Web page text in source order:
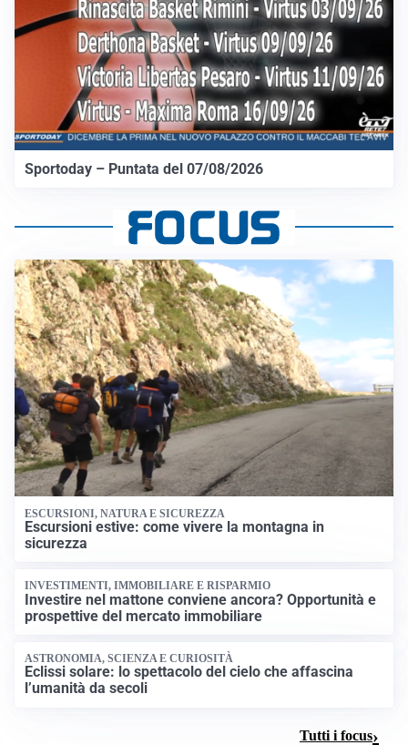
Sportoday – Puntata del 07/08/2026
ESCURSIONI, NATURA E SICUREZZA
Escursioni estive: come vivere la montagna in
sicurezza
INVESTIMENTI, IMMOBILIARE E RISPARMIO
Investire nel mattone conviene ancora? Opportunità e
prospettive del mercato immobiliare
ASTRONOMIA, SCIENZA E CURIOSITÀ
Eclissi solare: lo spettacolo del cielo che affascina
l’umanità da secoli
Tutti i focus